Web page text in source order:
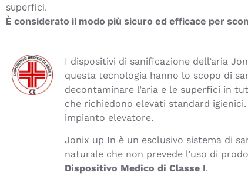
superfici.
È considerato il modo più sicuro ed efficace per
I dispositivi di sanificazione dell’aria
questa tecnologia hanno lo scopo di
decontaminare l’aria e le superfici in
che richiedono elevati standard
impianto elevatore.
Jonix up In è un esclusivo sistema di
naturale che non prevede l’uso di
Dispositivo Medico di Classe I.